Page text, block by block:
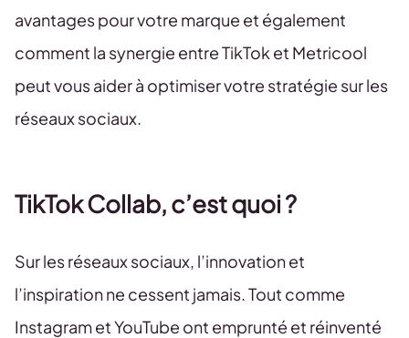
avantages pour votre marque et également
comment la synergie entre TikTok et Metricool
peut vous aider à optimiser votre stratégie sur les
réseaux sociaux.
TikTok Collab, c’est quoi ?
Sur les réseaux sociaux, l’innovation et
l’inspiration ne cessent jamais. Tout comme
Instagram et YouTube ont emprunté et réinventé